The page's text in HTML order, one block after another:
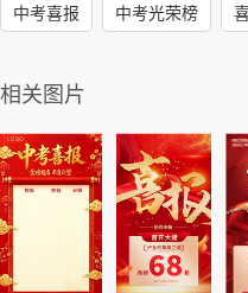
中考喜报 中考光荣榜
相关图片